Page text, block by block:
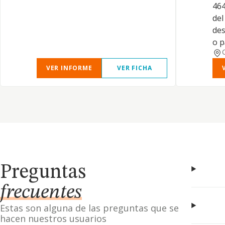
VER INFORME VER FICHA
o
Preguntas
frecuentes
Estas son alguna de las preguntas que se
hacen nuestros usuarios